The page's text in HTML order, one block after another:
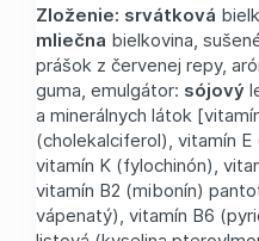
Zloženie: srvátková
mliečna bielkovina,
prášok z červenej repy,
guma, emulgátor: sójový
a minerálnych látok
(cholekalciferol), vitamín
vitamín K (fylochinón),
vitamín B2 (mibonín)
vápenatý), vitamín B6